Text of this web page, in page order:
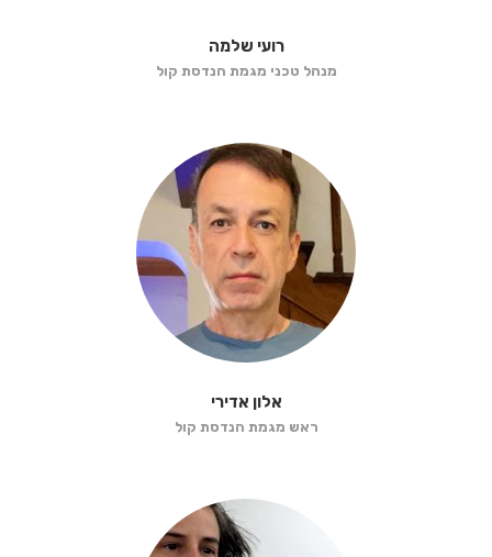
רועי שלמה
מנהל טכני מגמת הנדסת קול
אלון אדירי
ראש מגמת הנדסת קול